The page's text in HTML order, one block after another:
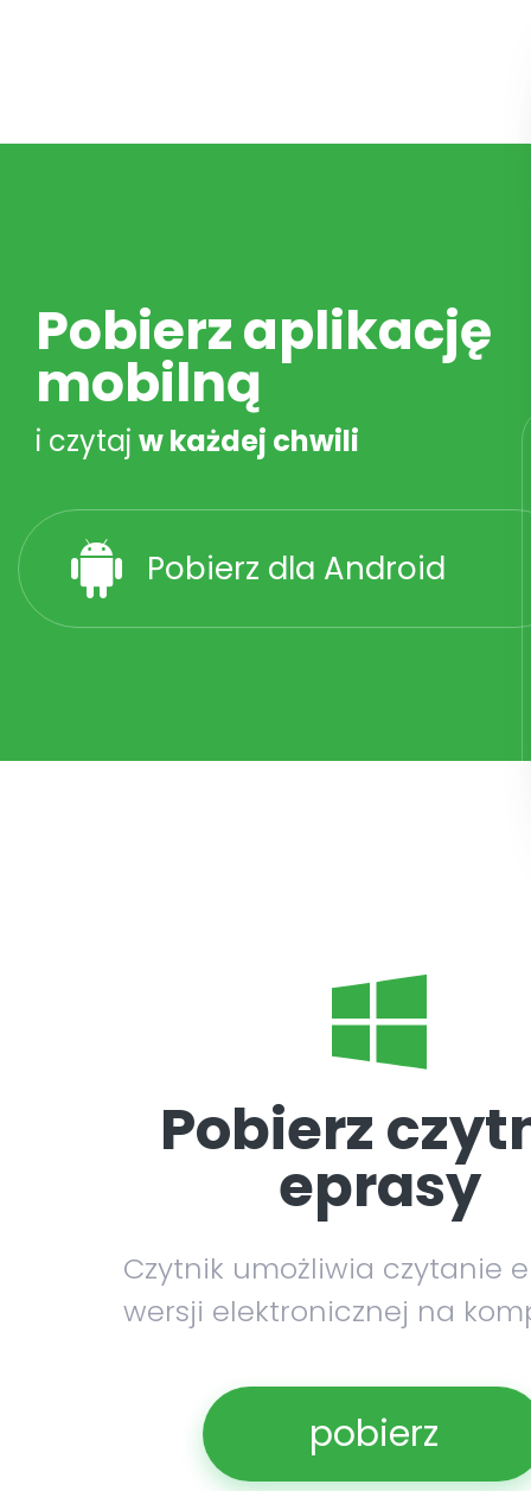
Pobierz aplikację
mobilną
i czytaj w każdej chwili
Pobierz dla Android
Pobierz
eprasy
Czytnik umożliwia czytanie
wersji elektronicznej na
pobierz